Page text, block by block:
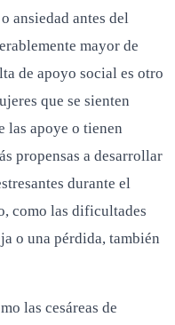
ansiedad antes del
mayor de
de apoyo social es otro
que se sienten
las apoye o tienen
propensas a desarrollar
durante el
como las dificultades
o una pérdida, también
las cesáreas de